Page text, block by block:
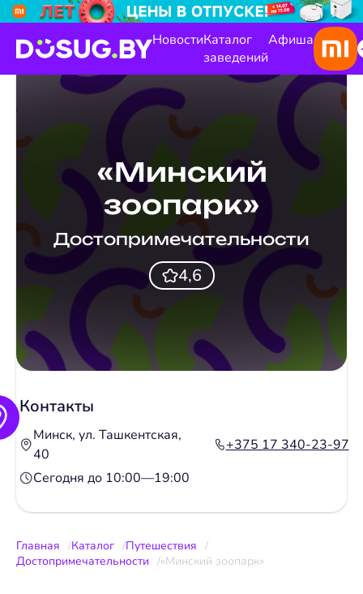
НовостиКаталог
заведений
Афиша
«Минский
зоопарк»
Достопримечательности
4,6
Контакты
Минск, ул. Ташкентская,
40
+375 17 340-23-97
Сегодня до 10:00—19:00
Главная Каталог
Путешествия
Достопримечательности
«Минский зоопарк»